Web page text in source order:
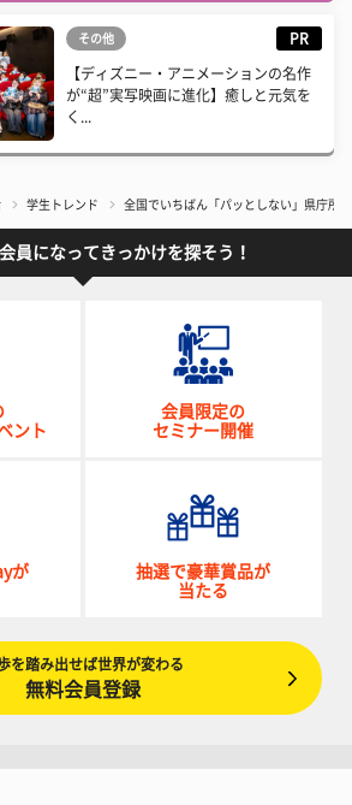
その他 PR
【ディズニー・アニメーションの名作
が“超”実写映画に進化】癒しと元気を
く...
学生トレンド 全国でいちばん「パッとしない」県庁所
員になってきっかけを探そう！
ント
会員限定の
セミナー開催
が
抽選で豪華賞品が
当たる
を踏み出せば世界が変わる
無料会員登録